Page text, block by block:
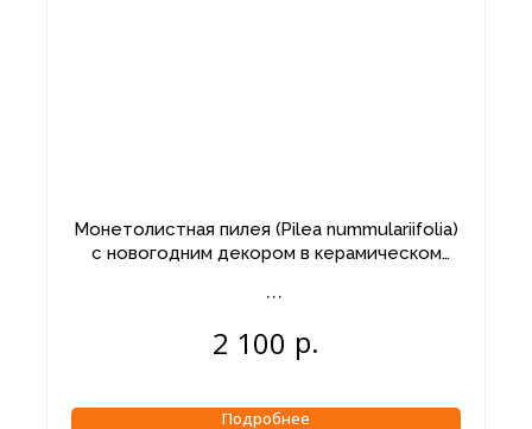
Монетолистная пилея (Pilea nummulariifolia)
с новогодним декором в керамическом
2 100 р.
Подробнее